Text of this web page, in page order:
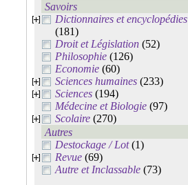
Savoirs
Dictionnaires et encyclopédies
(181)
Droit et Législation (52)
Philosophie (126)
Economie (60)
Sciences humaines (233)
Sciences (194)
Médecine et Biologie (97)
Scolaire (270)
Autres
Destockage / Lot(1)
Revue (69)
Autre et Inclassable (73)